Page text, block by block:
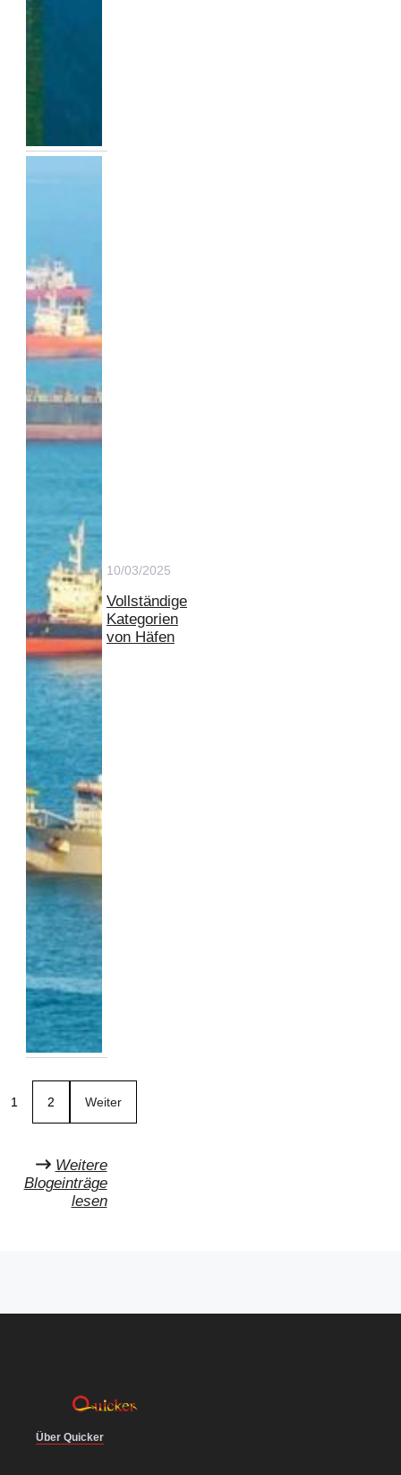
10/03/2025
Vollständige
Kategorien
von Häfen
1 2 Weiter
Weitere
Blogeinträge
lesen
Über Quicker